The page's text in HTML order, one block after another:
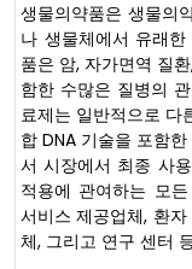
생물의약품은 생물의
나 생물체에서 유래
품은 암, 자가면역 질
함한 수많은 질병의
료제는 일반적으로 다
합 DNA 기술을 포함
서 시장에서 최종 사
적용에 관여하는 모
서비스 제공업체, 환
체, 그리고 연구 센터